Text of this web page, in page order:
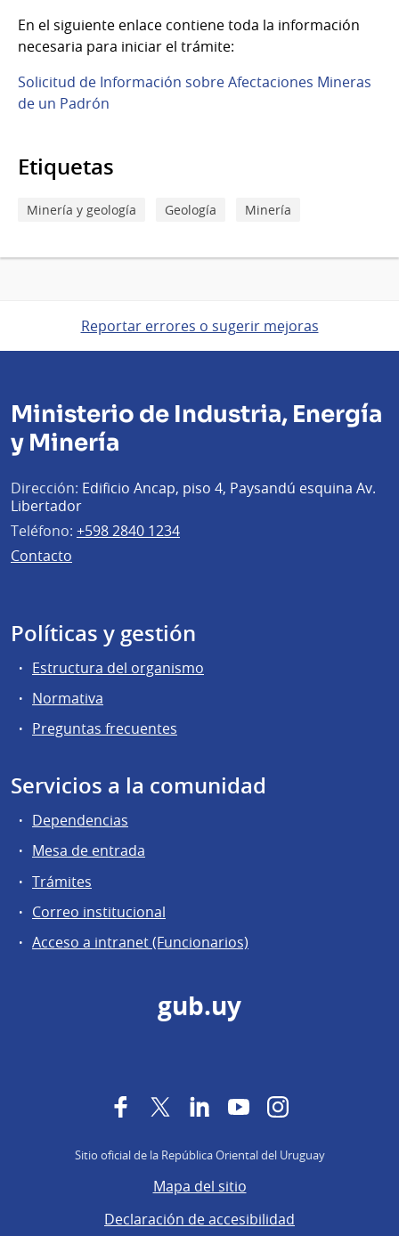
En el siguiente enlace contiene toda la información
necesaria para iniciar el trámite:
Solicitud de Información sobre Afectaciones Mineras
de un Padrón
Etiquetas
Minería y geología Geología Minería
Reportar errores o sugerir mejoras
Ministerio de Industria, Energía
y Minería
Dirección: Edificio Ancap, piso 4, Paysandú esquina Av.
Libertador
Teléfono: +598 2840 1234
Contacto
Políticas y gestión
Estructura del organismo
Normativa
Preguntas frecuentes
Servicios a la comunidad
Dependencias
Mesa de entrada
Trámites
Correo institucional
Acceso a intranet (Funcionarios)
gub.uy
FacebookTwitter LinkedInYouTubeInstagram
Sitio oficial de la República Oriental del Uruguay
Mapa del sitio
Declaración de accesibilidad